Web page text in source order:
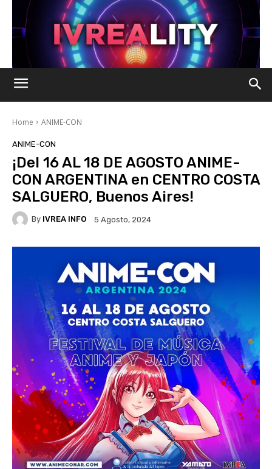
Home ANIME-CON
ANIME-CON
¡Del 16 AL 18 DE AGOSTO ANIME-
CON ARGENTINA en CENTRO COSTA
SALGUERO, Buenos Aires!
By IVREA INFO 5 Agosto, 2024